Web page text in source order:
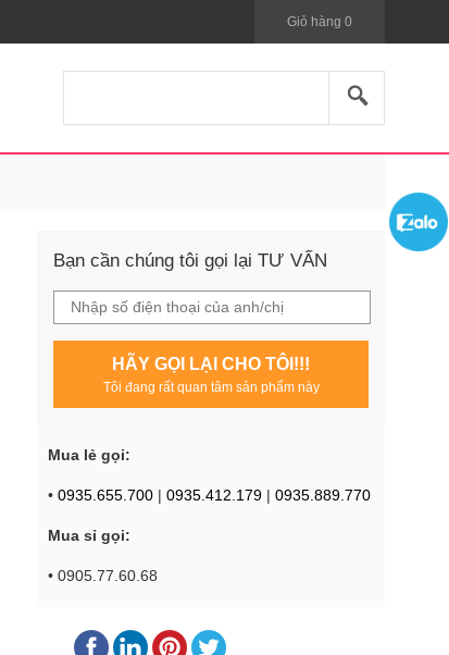
Giỏ hàng 0
Bạn cần chúng tôi gọi lại TƯ VẤN
HÃY GỌI LẠI CHO TÔI!!!
Tôi đang rất quan tâm sản phẩm này
Mua lẻ gọi:
• 0935.655.700 | 0935.412.179 | 0935.889.770
Mua sỉ gọi:
• 0905.77.60.68